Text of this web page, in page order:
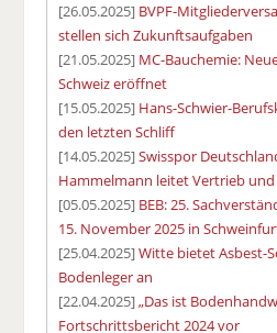
[26.05.2025] BVPF-
stellen sich Zukunftsaufgaben
[21.05.2025] MC-Bauchemie:
Schweiz eröffnet
[15.05.2025] Hans-Schwier-
den letzten Schliff
[14.05.2025]Swisspor
Hammelmann leitet Vertrieb
[05.05.2025] BEB: 25.
15. November 2025 in
[25.04.2025]Witte bietet Asbest-
Bodenleger an
[22.04.2025]„Das ist
Fortschrittsbericht 2024 vor